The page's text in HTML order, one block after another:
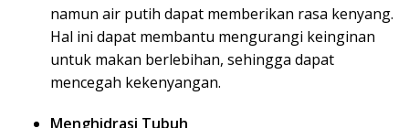
namun air putih dapat memberikan rasa kenyang.
Hal ini dapat membantu mengurangi keinginan
untuk makan berlebihan, sehingga dapat
mencegah kekenyangan.
Menghidrasi Tubuh